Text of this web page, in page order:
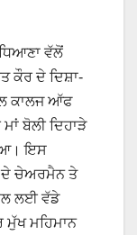
ਵੱਲੋਂ
ਕੌਰ ਦੇ ਦਿਸ਼ਾ-
ਕਾਲਜ ਆੱਫ
ਬੋਲੀ ਦਿਹਾੜੇ
ਇਸ
ਦੇ ਚੇਅਰਮੈਨ ਤੇ
ਲਈ ਵੱਡੇ
ਮਹਿਮਾਨ